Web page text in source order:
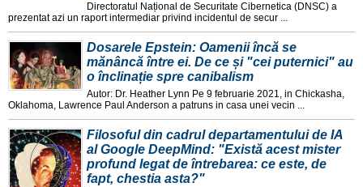
Directoratul Național de Securitate Cibernetica (DNSC) a
prezentat azi un raport intermediar privind incidentul de secur ...
Dosarele Epstein: Oamenii încă se
mănâncă între ei. De ce și "cei puternici" au
o înclinație spre canibalism
Autor: Dr. Heather Lynn Pe 9 februarie 2021, in Chickasha,
Oklahoma, Lawrence Paul Anderson a patruns in casa unei vecin ...
Filosoful din cadrul departamentului de IA
al Google DeepMind: "Există acest mister
profund legat de întrebarea: ce este, de
fapt, chestia asta?"